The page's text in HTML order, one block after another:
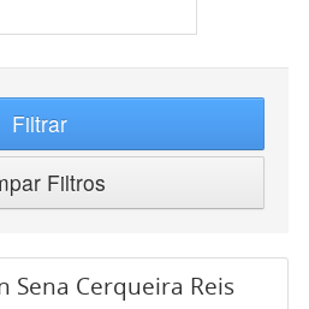
Filtrar
Filtros
Sena Cerqueira Reis